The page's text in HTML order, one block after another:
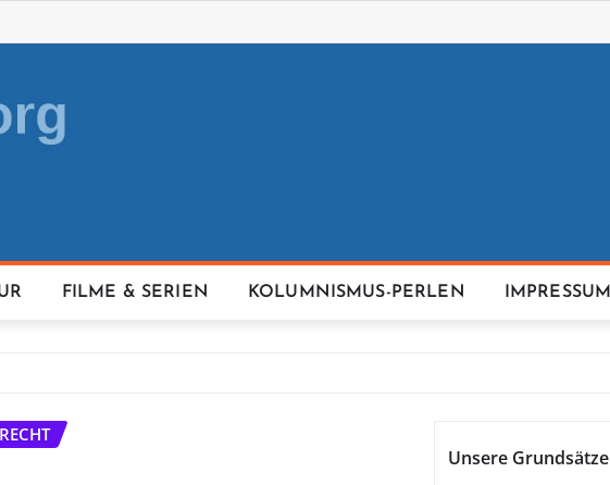
FILME & SERIEN KOLUMNISMUS-PERLEN IMPRESSUM
RECHT
Unsere Grundsätze